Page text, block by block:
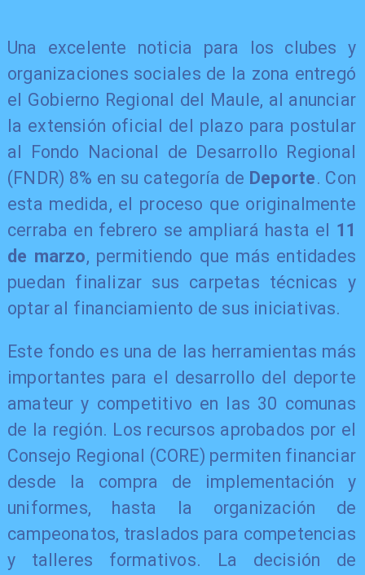
Una excelente noticia para los clubes y
organizaciones sociales de la zona entregó
el Gobierno Regional del Maule, al anunciar
la extensión oficial del plazo para postular
al Fondo Nacional de Desarrollo Regional
(FNDR) 8% en su categoría de Deporte. Con
esta medida, el proceso que originalmente
cerraba en febrero se ampliará hasta el 11
de marzo, permitiendo que más entidades
puedan finalizar sus carpetas técnicas y
optar al financiamiento de sus iniciativas.
Este fondo es una de las herramientas más
importantes para el desarrollo del deporte
amateur y competitivo en las 30 comunas
de la región. Los recursos aprobados por el
Consejo Regional (CORE) permiten financiar
desde la compra de implementación y
uniformes, hasta la organización de
campeonatos, traslados para competencias
y talleres formativos. La decisión de